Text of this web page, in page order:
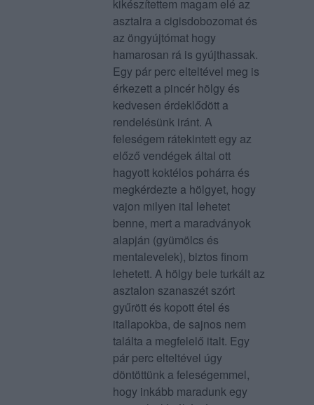
kikészítettem magam elé az
asztalra a cigisdobozomat és
az öngyújtómat hogy
hamarosan rá is gyújthassak.
Egy pár perc elteltével meg is
érkezett a pincér hölgy és
kedvesen érdeklődött a
rendelésünk iránt. A
feleségem rátekintett egy az
előző vendégek által ott
hagyott koktélos pohárra és
megkérdezte a hölgyet, hogy
vajon milyen ital lehetet
benne, mert a maradványok
alapján (gyümölcs és
mentalevelek), biztos finom
lehetett. A hölgy bele turkált az
asztalon szanaszét szórt
gyűrött és kopott étel és
itallapokba, de sajnos nem
találta a megfelelő italt. Egy
pár perc elteltével úgy
döntöttünk a feleségemmel,
hogy inkább maradunk egy